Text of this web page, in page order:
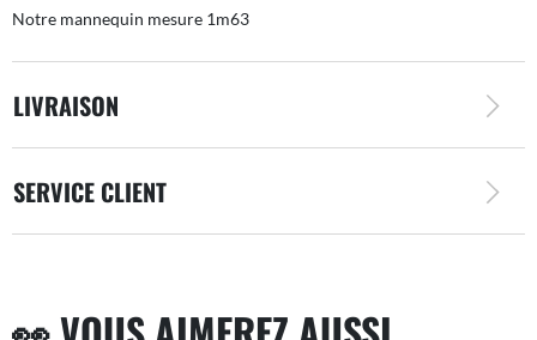
Notre mannequin mesure 1m63
LIVRAISON
SERVICE CLIENT